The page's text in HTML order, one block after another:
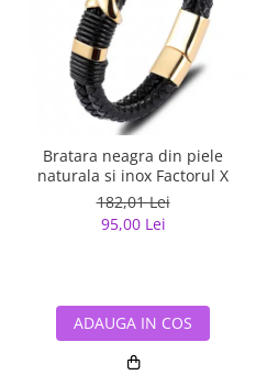
Bratara neagra din piele
naturala si inox Factorul X
182,01 Lei
95,00 Lei
ADAUGA IN COS